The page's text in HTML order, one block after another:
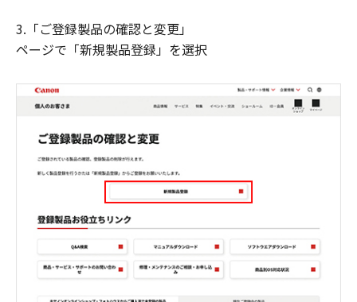
3.「ご登録製品の確認と変更」
ページで「新規製品登録」を選択